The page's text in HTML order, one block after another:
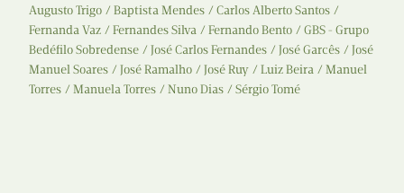
Augusto Trigo
Baptista Mendes
Carlos Alberto Santos
Fernanda Vaz
Fernandes Silva Fernando Bento
GBS - Grupo
Bedéfilo Sobredense
José Carlos Fernandes José Garcês
José
Manuel Soares
José Ramalho José Ruy Luiz Beira
Manuel
Torres
Manuela Torres Nuno Dias Sérgio Tomé